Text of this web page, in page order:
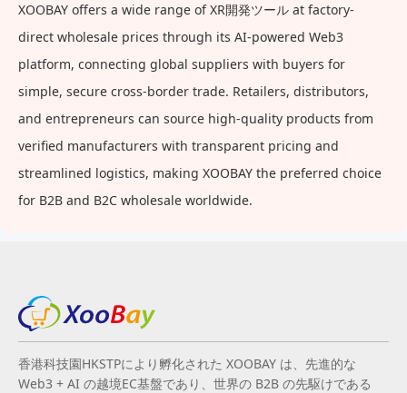
XOOBAY offers a wide range of XR開発ツール at factory-
direct wholesale prices through its AI-powered Web3
platform, connecting global suppliers with buyers for
simple, secure cross-border trade. Retailers, distributors,
and entrepreneurs can source high-quality products from
verified manufacturers with transparent pricing and
streamlined logistics, making XOOBAY the preferred choice
for B2B and B2C wholesale worldwide.
香港科技園HKSTPにより孵化された XOOBAY は、先進的な
Web3 + AI の越境EC基盤であり、世界の B2B の先駆けである